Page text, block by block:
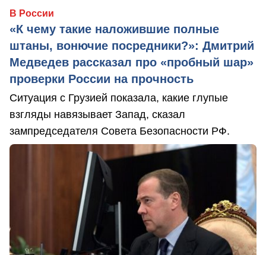
В России
«К чему такие наложившие полные
штаны, вонючие посредники?»: Дмитрий
Медведев рассказал про «пробный шар»
проверки России на прочность
Ситуация с Грузией показала, какие глупые
взгляды навязывает Запад, сказал
зампредседателя Совета Безопасности РФ.